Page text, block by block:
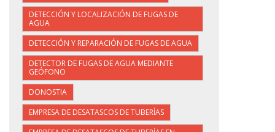
DETECCIÓN Y LOCALIZACIÓN DE FUGAS DE
AGUA
DETECCIÓN Y REPARACIÓN DE FUGAS DE AGUA
DETECTOR DE FUGAS DE AGUA MEDIANTE
GEÓFONO
DONOSTIA
EMPRESA DE DESATASCOS DE TUBERÍAS